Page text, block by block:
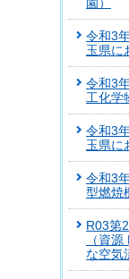
令和3
玉県に
令和3
工化学
令和3
玉県に
令和3
型燃焼
R03第
（資
な空気